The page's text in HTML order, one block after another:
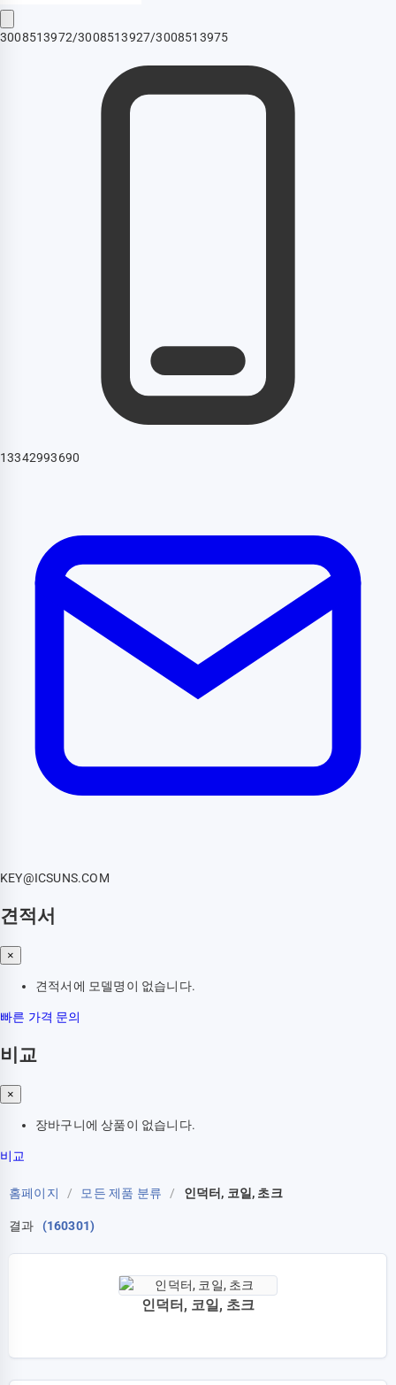
3008513972/3008513927/3008513975
13342993690
KEY@ICSUNS.COM
견적서
×
견적서에 모델명이 없습니다.
빠른 가격 문의
비교
×
장바구니에 상품이 없습니다.
비교
홈페이지 / 모든 제품 분류 / 인덕터, 코일, 초크
결과 (160301)
인덕터, 코일, 초크